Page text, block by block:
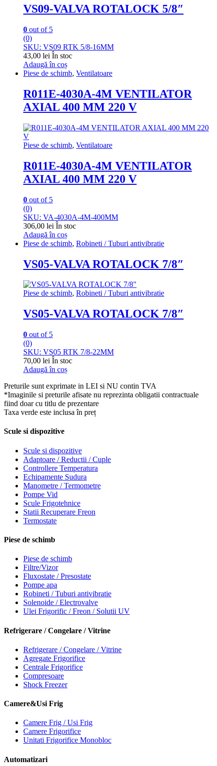
VS09-VALVA ROTALOCK 5/8″
0 out of 5
(0)
SKU: VS09 RTK 5/8-16MM
43,00 lei În stoc
Adaugă în coș
Piese de schimb, Ventilatoare
R011E-4030A-4M VENTILATOR
AXIAL 400 MM 220 V
Piese de schimb, Ventilatoare
R011E-4030A-4M VENTILATOR
AXIAL 400 MM 220 V
0 out of 5
(0)
SKU: VA-4030A-4M-400MM
306,00 lei În stoc
Adaugă în coș
Piese de schimb, Robineti / Tuburi antivibratie
VS05-VALVA ROTALOCK 7/8″
Piese de schimb, Robineti / Tuburi antivibratie
VS05-VALVA ROTALOCK 7/8″
0 out of 5
(0)
SKU: VS05 RTK 7/8-22MM
70,00 lei În stoc
Adaugă în coș
Preturile sunt exprimate in LEI si NU contin TVA
*Imaginile si preturile afisate nu reprezinta obligatii contractuale
fiind doar cu titlu de prezentare
Taxa verde este inclusa în preț
Scule si dispozitive
Scule si dispozitive
Adaptoare / Reductii / Cuple
Controllere Temperatura
Echipamente Sudura
Manometre / Termometre
Pompe Vid
Scule Frigotehnice
Statii Recuperare Freon
Termostate
Piese de schimb
Piese de schimb
Filtre/Vizor
Fluxostate / Presostate
Pompe apa
Robineti / Tuburi antivibratie
Solenoide / Electrovalve
Ulei Frigorific / Freon / Solutii UV
Refrigerare / Congelare / Vitrine
Refrigerare / Congelare / Vitrine
Agregate Frigorifice
Centrale Frigorifice
Compresoare
Shock Freezer
Camere&Usi Frig
Camere Frig / Usi Frig
Camere Frigorifice
Unitati Frigorifice Monobloc
Automatizari